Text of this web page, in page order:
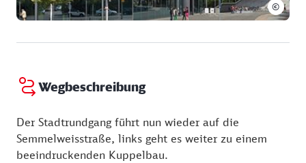
©
Wegbeschreibung
Der Stadtrundgang führt nun wieder auf die
Semmelweisstraße, links geht es weiter zu einem
beeindruckenden Kuppelbau.